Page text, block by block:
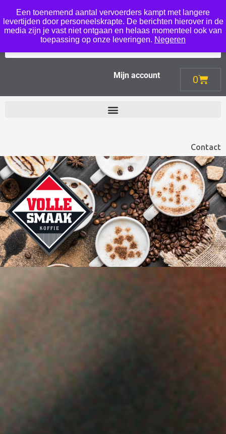
Een toenemend aantal vervoerders kampt met langere
levertijden door personeelskrapte. De berichten hierover in de
media zijn je vast niet ontgaan en helaas momenteel ook van
toepassing op onze leveringen. Negeren
Menu
Mijn account 0
Contact